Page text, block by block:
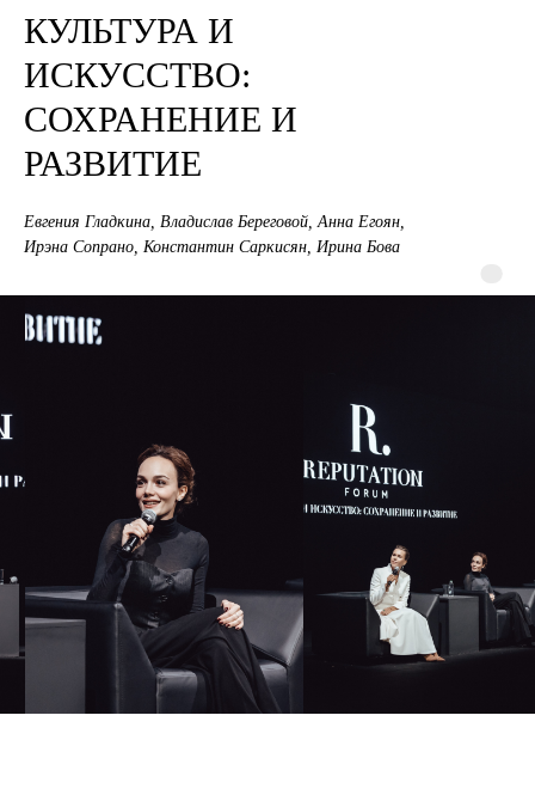
КУЛЬТУРА И
ИСКУССТВО:
СОХРАНЕНИЕ И
РАЗВИТИЕ
Евгения Гладкина, Владислав Береговой, Анна Егоян,
Ирэна Сопрано, Константин Саркисян, Ирина Бова